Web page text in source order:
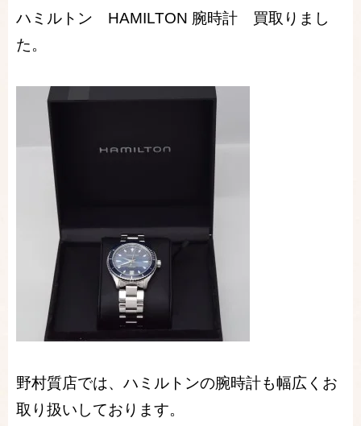
ハミルトン HAMILTON 腕時計 買取りまし
た。
野村質店では、ハミルトンの腕時計も幅広くお
取り扱いしております。